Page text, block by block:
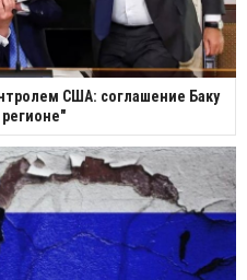
США: соглашение Баку